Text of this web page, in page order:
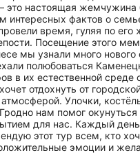
это настоящая
интересных фактов о
время, гуляя по
Посещение этого
мы узнали много
полюбоваться
в их естественной
отдохнуть от
Улочки,
нам помог
для нас. Каждый
этот тур всем, кто
эмоции и